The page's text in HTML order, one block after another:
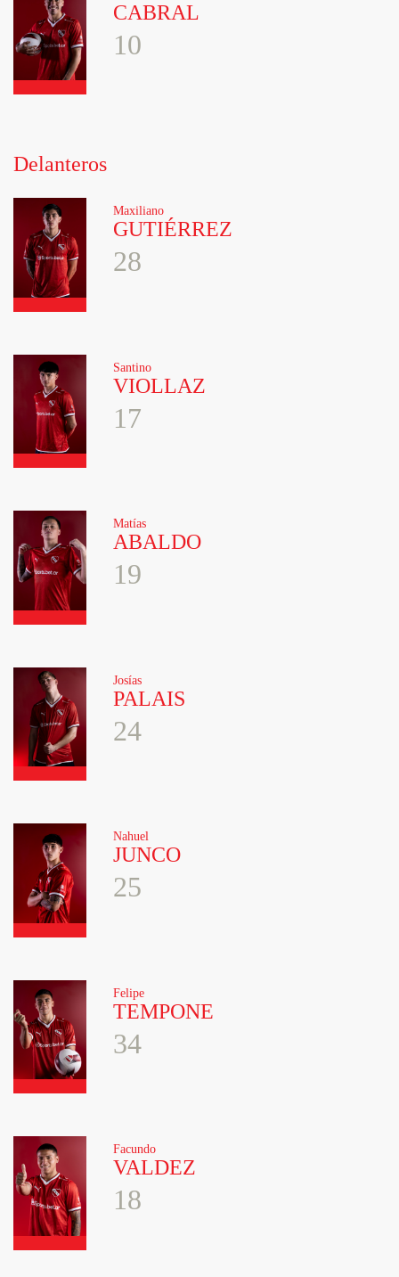
CABRAL
10
Delanteros
Maxiliano
GUTIÉRREZ
28
Santino
VIOLLAZ
17
Matías
ABALDO
19
Josías
PALAIS
24
Nahuel
JUNCO
25
Felipe
TEMPONE
34
Facundo
VALDEZ
18